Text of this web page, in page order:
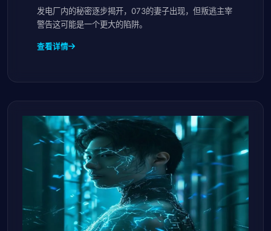
发电厂内的秘密逐步揭开，073的妻子出现，但叛逃主宰
警告这可能是一个更大的陷阱。
查看详情